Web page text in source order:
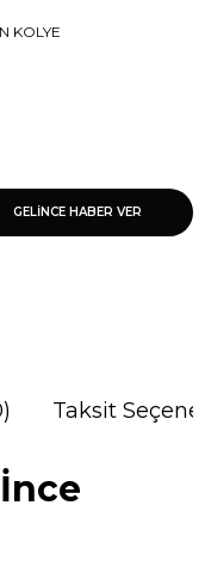
KOLYE
GELİNCE HABER VER
Taksit